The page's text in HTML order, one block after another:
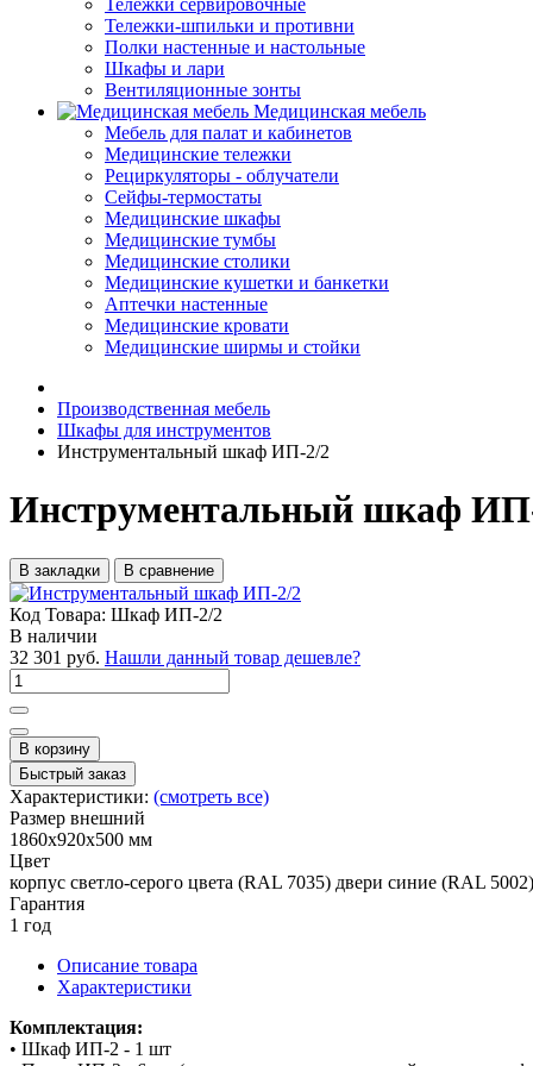
Тележки сервировочные
Тележки-шпильки и противни
Полки настенные и настольные
Шкафы и лари
Вентиляционные зонты
Медицинская мебель
Мебель для палат и кабинетов
Медицинские тележки
Рециркуляторы - облучатели
Сейфы-термостаты
Медицинские шкафы
Медицинские тумбы
Медицинские столики
Медицинские кушетки и банкетки
Аптечки настенные
Медицинские кровати
Медицинские ширмы и стойки
Производственная мебель
Шкафы для инструментов
Инструментальный шкаф ИП-2/2
Инструментальный шкаф
В закладки В сравнение
Код Товара: Шкаф ИП-2/2
В наличии
32 301 руб. Нашли данный товар дешевле?
В корзину
Быстрый заказ
Характеристики: (смотреть все)
Размер внешний
1860x920x500 мм
Цвет
корпус светло-серого цвета (RAL 7035) двери синие (RAL 5002)
Гарантия
1 год
Описание товара
Характеристики
Комплектация:
• Шкаф ИП-2 - 1 шт